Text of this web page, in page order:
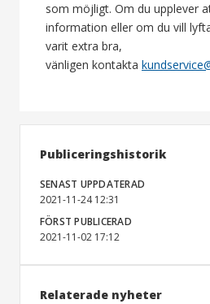
som möjligt. Om du upplever
information eller om du vill
varit extra bra,
vänligen kontakta
Publiceringshistorik
SENAST UPPDATERAD
2021-11-24 12:31
FÖRST PUBLICERAD
2021-11-02 17:12
Relaterade nyheter